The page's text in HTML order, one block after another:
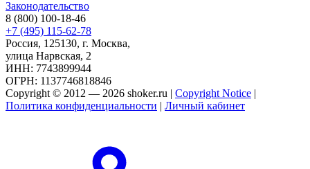
Законодательство
8 (800) 100-18-46
+7 (495) 115-62-78
Россия, 125130, г. Москва,
улица Нарвская, 2
ИНН: 7743899944
ОГРН: 1137746818846
Copyright © 2012 — 2026 shoker.ru | Copyright Notice |
Политика конфиденциальности | Личный кабинет